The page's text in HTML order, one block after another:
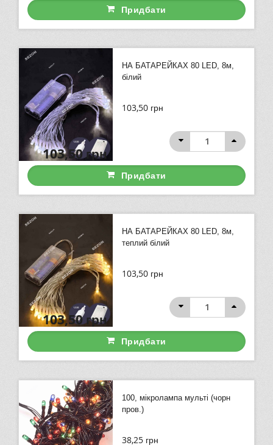
Придбати
НА БАТАРЕЙКАХ 80 LED, 8м,
білий
103,50 грн
103,50грн
Придбати
НА БАТАРЕЙКАХ 80 LED, 8м,
теплий білий
103,50 грн
103,50грн
Придбати
100, мікролампа мульті (чорн
пров.)
38,25 грн